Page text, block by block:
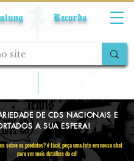
Records
DE CDS NACIONAIS E
A SUA ESPERA!
sobre os produtos? é fácil, peça uma foto em nosso chat
para ver mais detalhes do cd!